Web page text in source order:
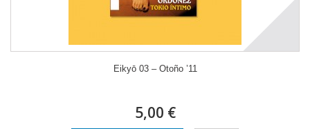
Eikyō 03 – Otoño ’11
5,00 €